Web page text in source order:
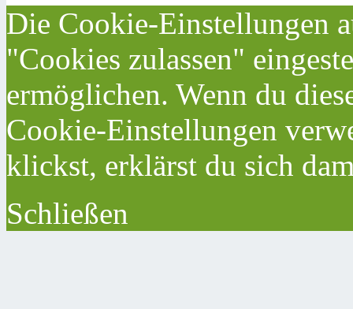
Die Cookie-Einstellungen
"Cookies zulassen"
ermöglichen. Wenn du
Cookie-Einstellungen
klickst, erklärst du sich
Schließen